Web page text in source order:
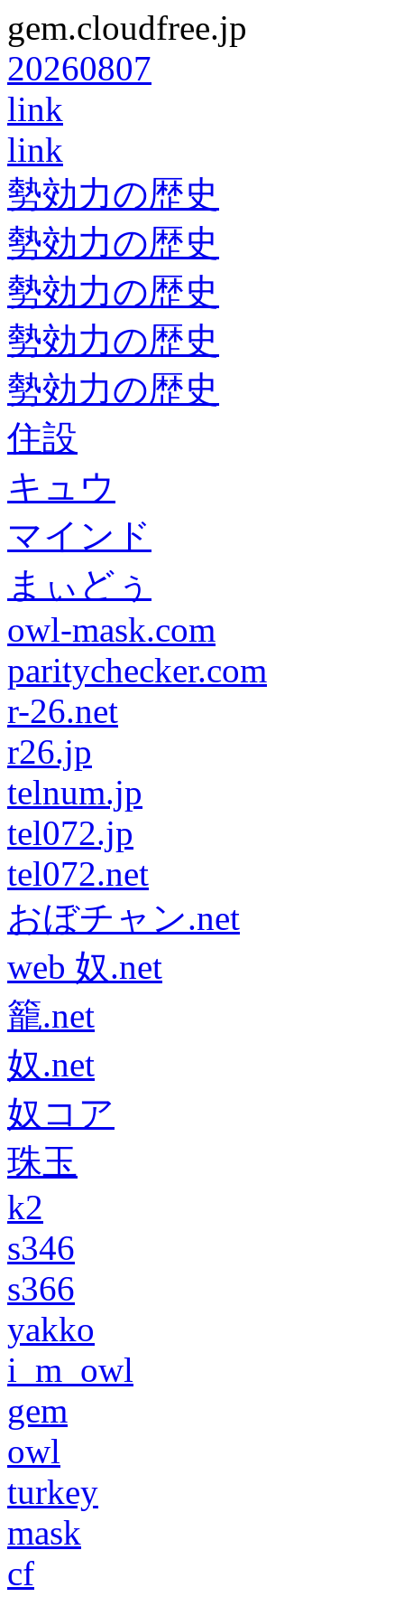
gem.cloudfree.jp
20260807
link
link
勢効力の歴史
勢効力の歴史
勢効力の歴史
勢効力の歴史
勢効力の歴史
住設
キュウ
マインド
まぃどぅ
owl-mask.com
paritychecker.com
r-26.net
r26.jp
telnum.jp
tel072.jp
tel072.net
おぼチャン.net
web 奴.net
籠.net
奴.net
奴コア
珠玉
k2
s346
s366
yakko
i_m_owl
gem
owl
turkey
mask
cf